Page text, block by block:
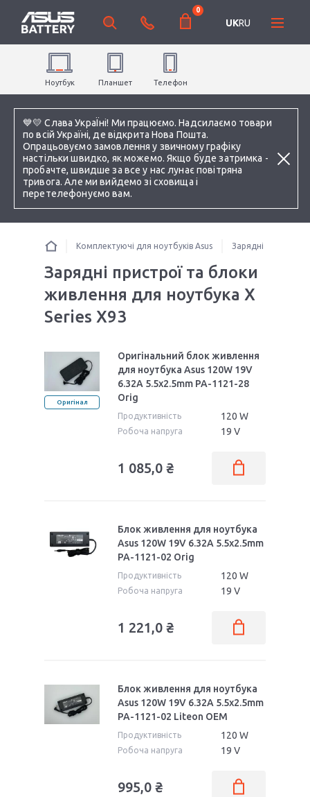
💙💛 Слава УкраЇні! Ми працюємо. Надсилаємо товари
по всій Україні, де відкрита Нова Пошта.
Опрацьовуємо замовлення у звичному графіку
настільки швидко, як можемо. Якщо буде затримка -
пробачте, швидше за все у нас лунає повітряна
тривога. Але ми вийдемо зі сховища і
перетелефонуємо вам.
0
UKRU
Ноутбук Планшет Телефон
Комплектуючі для ноутбуків Asus Зарядні пристрої
Зарядні пристрої та блоки
живлення для ноутбука X
Series X93
Оригінал
Оригінальний блок живлення
для ноутбука Asus 120W 19V
6.32A 5.5x2.5mm PA-1121-28
Orig
Продуктивність 120 W
Робоча напруга 19 V
1 085,0 ₴
Блок живлення для ноутбука
Asus 120W 19V 6.32A 5.5x2.5mm
PA-1121-02 Orig
Продуктивність 120 W
Робоча напруга 19 V
1 221,0 ₴
Блок живлення для ноутбука
Asus 120W 19V 6.32A 5.5x2.5mm
PA-1121-02 Liteon OEM
Продуктивність 120 W
Робоча напруга 19 V
995,0 ₴